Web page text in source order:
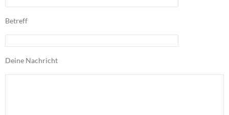
Betreff
Deine Nachricht